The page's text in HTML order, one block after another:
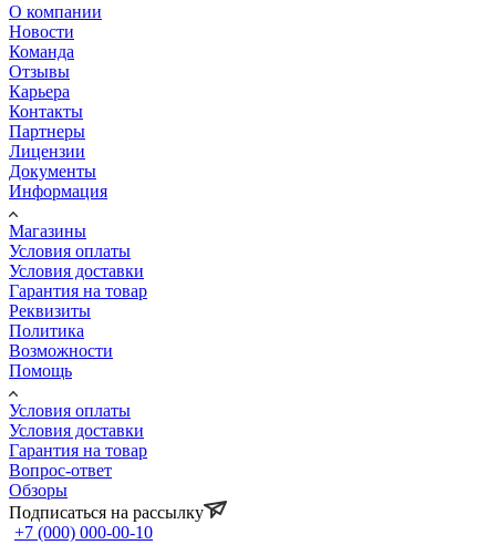
О компании
Новости
Команда
Отзывы
Карьера
Контакты
Партнеры
Лицензии
Документы
Информация
Магазины
Условия оплаты
Условия доставки
Гарантия на товар
Реквизиты
Политика
Возможности
Помощь
Условия оплаты
Условия доставки
Гарантия на товар
Вопрос-ответ
Обзоры
Подписаться на рассылку
+7 (000) 000-00-10